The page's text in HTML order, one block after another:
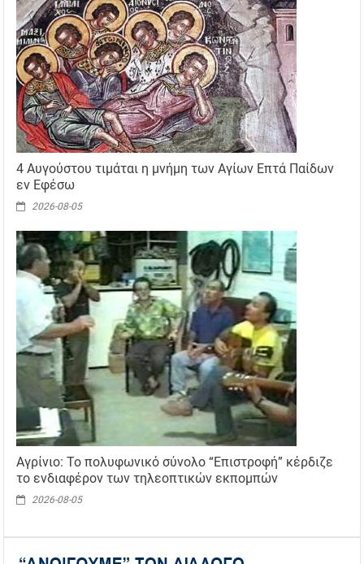
4 Αυγούστου τιμάται η μνήμη των Αγίων Επτά Παίδων
εν Εφέσω
2026-08-05
Αγρίνιο: Το πολυφωνικό σύνολο “Επιστροφή” κέρδιζε
το ενδιαφέρον των τηλεοπτικών εκπομπών
2026-08-05